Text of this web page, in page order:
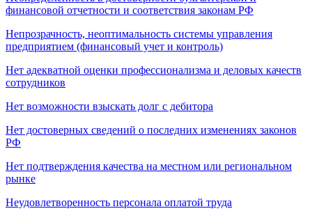
финансовой отчетности и соответствия законам РФ
Непрозрачность, неоптимальность системы управления
предприятием (финансовый учет и контроль)
Нет адекватной оценки профессионализма и деловых качеств
сотрудников
Нет возможности взыскать долг с дебитора
Нет достоверных сведений о последних изменениях законов
РФ
Нет подтверждения качества на местном или региональном
рынке
Неудовлетворенность персонала оплатой труда